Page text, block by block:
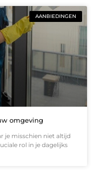
AANBIEDINGEN
omgeving
je misschien niet altijd
rol in je dagelijks